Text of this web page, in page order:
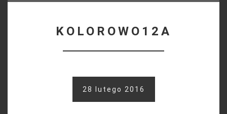
KOLOROWO12A
28 lutego 2016